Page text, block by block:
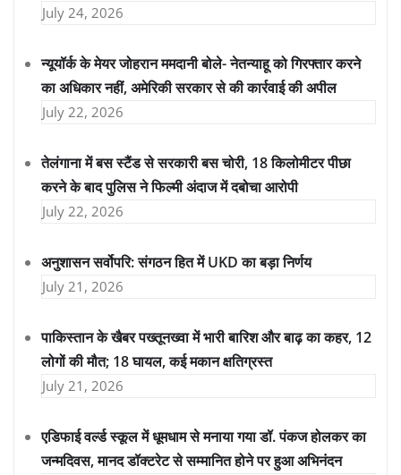
July 24, 2026
न्यूयॉर्क के मेयर जोहरान ममदानी बोले- नेतन्याहू को गिरफ्तार करने
का अधिकार नहीं, अमेरिकी सरकार से की कार्रवाई की अपील
July 22, 2026
तेलंगाना में बस स्टैंड से सरकारी बस चोरी, 18 किलोमीटर पीछा
करने के बाद पुलिस ने फिल्मी अंदाज में दबोचा आरोपी
July 22, 2026
अनुशासन सर्वोपरि: संगठन हित में UKD का बड़ा निर्णय
July 21, 2026
पाकिस्तान के खैबर पख्तूनख्वा में भारी बारिश और बाढ़ का कहर, 12
लोगों की मौत; 18 घायल, कई मकान क्षतिग्रस्त
July 21, 2026
एडिफाई वर्ल्ड स्कूल में धूमधाम से मनाया गया डॉ. पंकज होलकर का
जन्मदिवस, मानद डॉक्टरेट से सम्मानित होने पर हुआ अभिनंदन